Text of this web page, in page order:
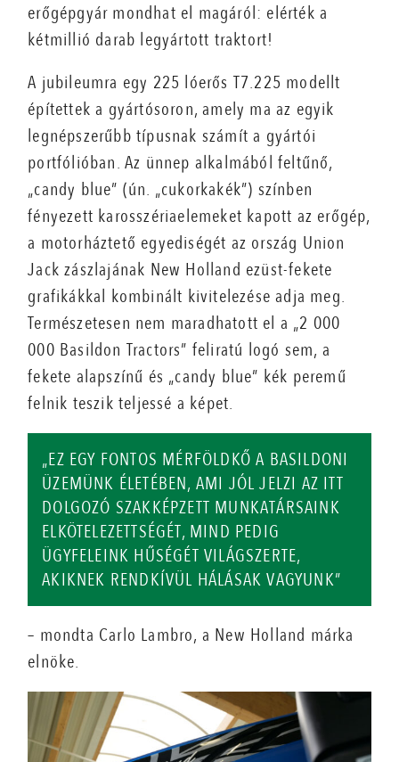
erőgépgyár mondhat el magáról: elérték a
kétmillió darab legyártott traktort!
A jubileumra egy 225 lóerős T7.225 modellt
építettek a gyártósoron, amely ma az egyik
legnépszerűbb típusnak számít a gyártói
portfólióban. Az ünnep alkalmából feltűnő,
„candy blue” (ún. „cukorkakék”) színben
fényezett karosszériaelemeket kapott az erőgép,
a motorháztető egyediségét az ország Union
Jack zászlajának New Holland ezüst-fekete
grafikákkal kombinált kivitelezése adja meg.
Természetesen nem maradhatott el a „2 000
000 Basildon Tractors” feliratú logó sem, a
fekete alapszínű és „candy blue” kék peremű
felnik teszik teljessé a képet.
„EZ EGY FONTOS MÉRFÖLDKŐ A BASILDONI
ÜZEMÜNK ÉLETÉBEN, AMI JÓL JELZI AZ ITT
DOLGOZÓ SZAKKÉPZETT MUNKATÁRSAINK
ELKÖTELEZETTSÉGÉT, MIND PEDIG
ÜGYFELEINK HŰSÉGÉT VILÁGSZERTE,
AKIKNEK RENDKÍVÜL HÁLÁSAK VAGYUNK”
– mondta Carlo Lambro, a New Holland márka
elnöke.